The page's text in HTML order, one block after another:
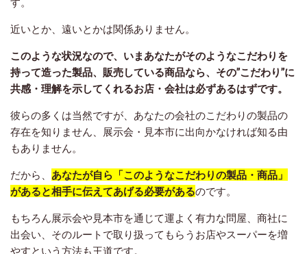
近いとか、遠いとかは関係ありません。
このような状況なので、いまあなたがそのようなこだわりを
持って造った製品、販売している商品なら、その”こだわり”に
共感・理解を示してくれるお店・会社は必ずあるはずです。
彼らの多くは当然ですが、あなたの会社のこだわりの製品の
存在を知りません、展示会・見本市に出向かなければ知る由
もありません。
だから、 あなたが自ら「このようなこだわりの製品・商品」
があると相手に伝えてあげる必要があるのです。
もちろん展示会や見本市を通じて運よく有力な問屋、商社に
出会い、そのルートで取り扱ってもらうお店やスーパーを増
やすという方法も王道です。